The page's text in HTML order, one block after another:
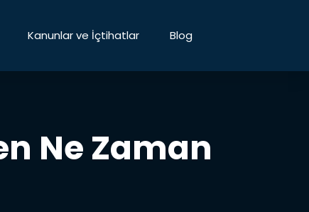
Kanunlar ve İçtihatlar Blog
Ne Zaman